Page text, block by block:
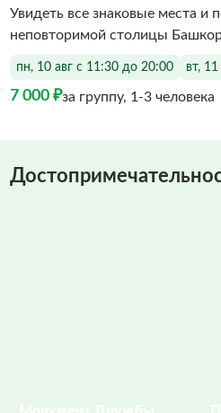
Увидеть все знаковые места и
неповторимой столицы
пн, 10 авг с 11:30 до 20:00 вт,
7 000 ₽за группу, 1-3 человека